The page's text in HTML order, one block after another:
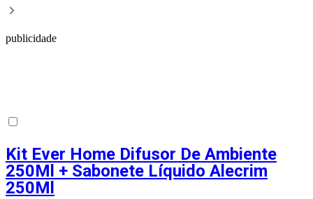
publicidade
Kit Ever Home Difusor De Ambiente
250Ml + Sabonete Líquido Alecrim
250Ml